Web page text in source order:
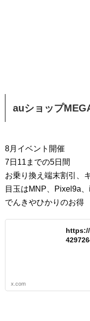
auショップ
8月イベント開催
7日11までの5日間
お乗り換え端末割引、
目玉はMNP、Pixel9a
でんきやひかりのお得
x.com